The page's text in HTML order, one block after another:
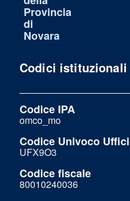
Codici istituzionali
Codice IPA
omco_mo
Codice Univoco
UFX9O3
Codice fiscale
80010240036